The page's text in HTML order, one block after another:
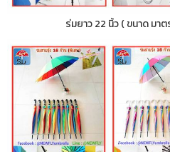
ร่มยาว 22 นิ้ว ( ขนาด มา